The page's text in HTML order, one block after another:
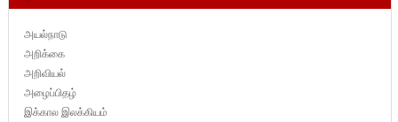
அயல்நாடு
அறிக்கை
அறிவியல்
அழைப்பிதழ்
இக்கால இலக்கியம்